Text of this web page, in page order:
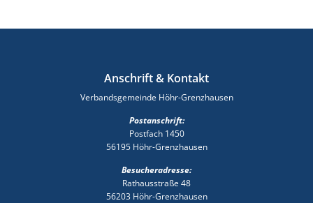
Anschrift & Kontakt
Verbandsgemeinde Höhr-Grenzhausen
Postanschrift:
Postfach 1450
56195 Höhr-Grenzhausen
Besucheradresse:
Rathausstraße 48
56203 Höhr-Grenzhausen